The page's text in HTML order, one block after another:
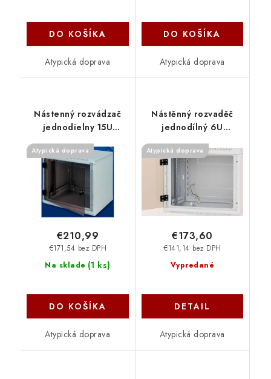
DO KOŠÍKA
Atypická doprava
DO KOŠÍKA
Atypická doprava
Nástenný rozvádzač
jednodielny 15U
(š)600x(h)495 RBA-15-
AS5-CAX-A1 Triton
Atypická doprava
Na sklade (1 ks)
€171,54 bez DPH
€210,99
DO KOŠÍKA
Atypická doprava
Nástěnný rozvaděč
jednodílný 6U
(š)600x(h)495
perfor.dveře RBA-06-
LS5-CAX-A1 Triton
Atypická doprava
Vypredané
€141,14 bez DPH
€173,60
DETAIL
Atypická doprava